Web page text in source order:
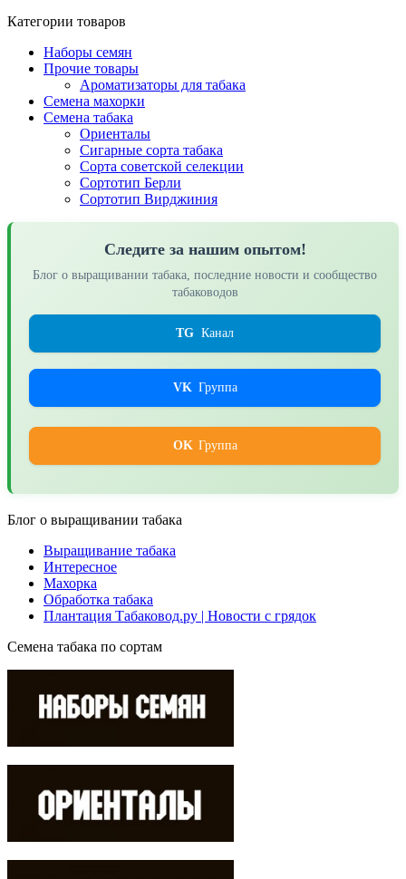
Категории товаров
Наборы семян
Прочие товары
Ароматизаторы для табака
Семена махорки
Семена табака
Ориенталы
Сигарные сорта табака
Сорта советской селекции
Сортотип Берли
Сортотип Вирджиния
Следите за нашим опытом!
Блог о выращивании табака, последние новости и сообщество
табаководов
TG Канал
VK Группа
OK Группа
Блог о выращивании табака
Выращивание табака
Интересное
Махорка
Обработка табака
Плантация Табаковод.ру | Новости с грядок
Семена табака по сортам